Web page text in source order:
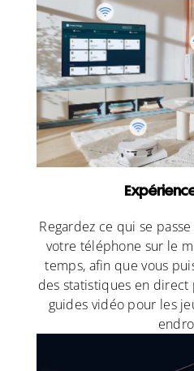
Regardez ce qui se
votre téléphone sur le
temps, afin que vous
des statistiques en
guides vidéo pour les